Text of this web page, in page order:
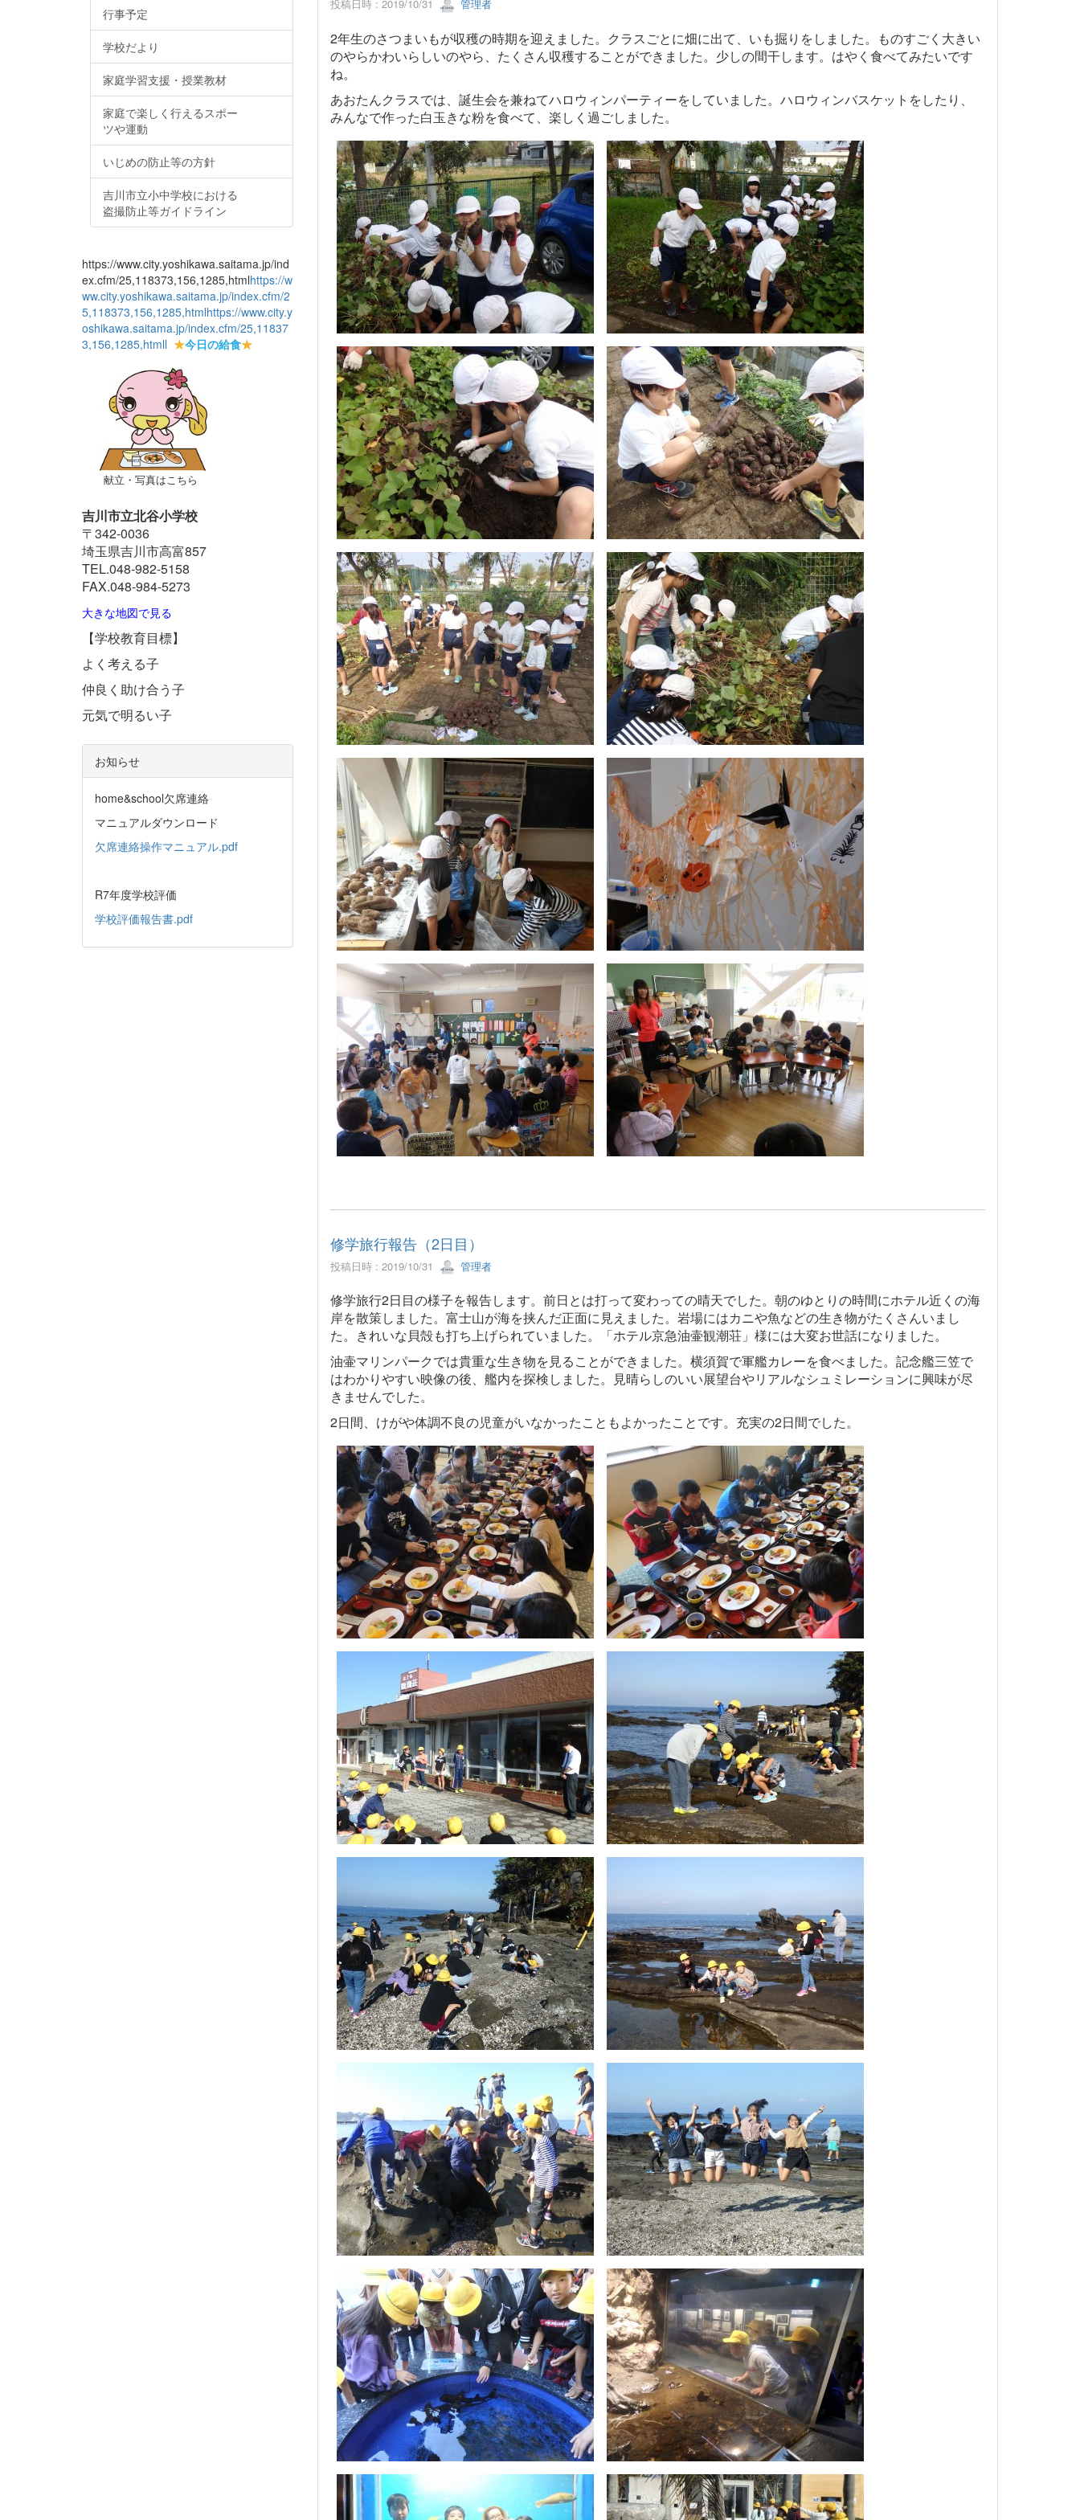
投稿日時 : 2019/10/31 管理者
2年生のさつまいもが収穫の時期を迎えました。クラスごとに畑に出て、いも掘りをしました。ものすごく大きい
のやらかわいらしいのやら、たくさん収穫することができました。少しの間干します。はやく食べてみたいです
ね。
あおたんクラスでは、誕生会を兼ねてハロウィンパーティーをしていました。ハロウィンバスケットをしたり、
みんなで作った白玉きな粉を食べて、楽しく過ごしました。
修学旅行報告（2日目）
投稿日時 : 2019/10/31 管理者
修学旅行2日目の様子を報告します。前日とは打って変わっての晴天でした。朝のゆとりの時間にホテル近くの海
岸を散策しました。富士山が海を挟んだ正面に見えました。岩場にはカニや魚などの生き物がたくさんいまし
た。きれいな貝殻も打ち上げられていました。「ホテル京急油壷観潮荘」様には大変お世話になりました。
油壷マリンパークでは貴重な生き物を見ることができました。横須賀で軍艦カレーを食べました。記念艦三笠で
はわかりやすい映像の後、艦内を探検しました。見晴らしのいい展望台やリアルなシュミレーションに興味が尽
きませんでした。
2日間、けがや体調不良の児童がいなかったこともよかったことです。充実の2日間でした。
行事予定
学校だより
家庭学習支援・授業教材
家庭で楽しく行えるスポー
ツや運動
いじめの防止等の方針
吉川市立小中学校における
盗撮防止等ガイドライン
https://www.city.yoshikawa.saitama.jp/ind
ex.cfm/25,118373,156,1285,htmlhttps://w
ww.city.yoshikawa.saitama.jp/index.cfm/2
5,118373,156,1285,htmlhttps://www.city.y
oshikawa.saitama.jp/index.cfm/25,11837
3,156,1285,htmll ★今日の給食★
献立・写真はこちら
吉川市立北谷小学校
〒342-0036
埼玉県吉川市高富857
TEL.048-982-5158
FAX.048-984-5273
大きな地図で見る
【学校教育目標】
よく考える子
仲良く助け合う子
元気で明るい子
お知らせ
home&school欠席連絡
マニュアルダウンロード
欠席連絡操作マニュアル.pdf
R7年度学校評価
学校評価報告書.pdf